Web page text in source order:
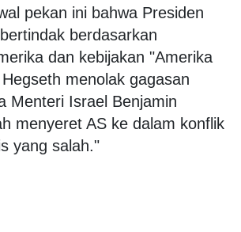
pekan ini bahwa Presiden
berdasarkan
dan kebijakan "Amerika
menolak gagasan
Menteri Israel Benjamin
menyeret AS ke dalam konflik
yang salah."